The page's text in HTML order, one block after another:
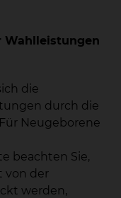
Wahlleistungen
die
durch die
Neugeborene
beachten Sie,
von der
werden,